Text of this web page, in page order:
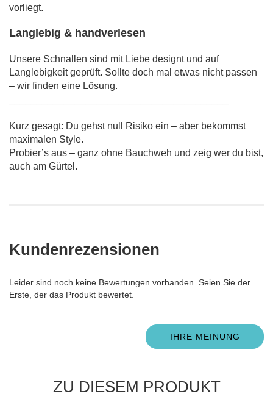
vorliegt.
Langlebig & handverlesen
Unsere Schnallen sind mit Liebe designt und auf
Langlebigkeit geprüft. Sollte doch mal etwas nicht passen
– wir finden eine Lösung.
Kurz gesagt: Du gehst null Risiko ein – aber bekommst
maximalen Style.
Probier’s aus – ganz ohne Bauchweh und zeig wer du bist,
auch am Gürtel.
Kundenrezensionen
Leider sind noch keine Bewertungen vorhanden. Seien Sie der
Erste, der das Produkt bewertet.
IHRE MEINUNG
ZU DIESEM PRODUKT